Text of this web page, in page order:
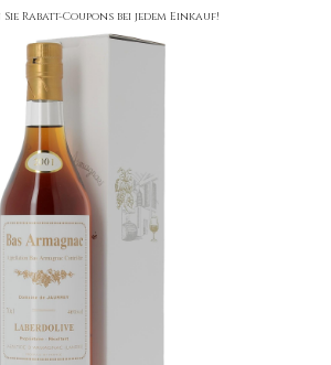
Rabatt-Coupons bei jedem Einkauf!